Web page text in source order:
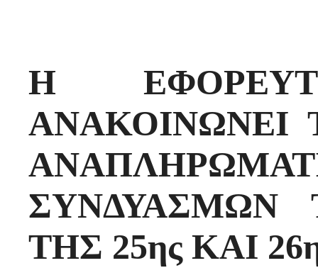
Η
ΑΝΑΚΟΙΝΩΝΕΙ
ΣΥΝΔΥΑΣΜΩΝ
ΤΗΣ 25ης ΚΑΙ